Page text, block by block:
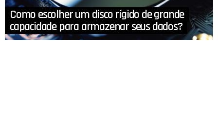
Como escolher um disco rígido de grande
capacidade para armazenar seus dados?